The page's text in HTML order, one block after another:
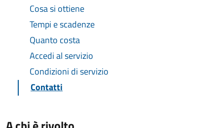
Cosa si ottiene
Tempi e scadenze
Quanto costa
Accedi al servizio
Condizioni di servizio
Contatti